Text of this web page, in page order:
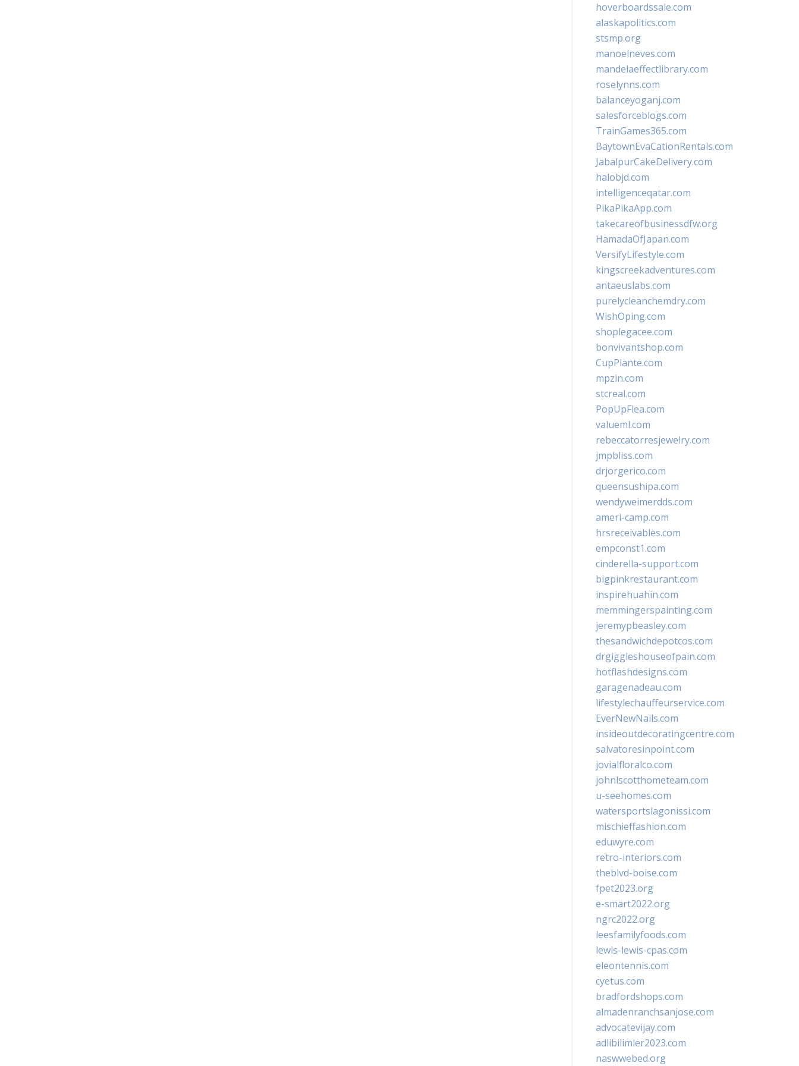
hoverboardssale.com
alaskapolitics.com
stsmp.org
manoelneves.com
mandelaeffectlibrary.com
roselynns.com
balanceyoganj.com
salesforceblogs.com
TrainGames365.com
BaytownEvaCationRentals.com
JabalpurCakeDelivery.com
halobjd.com
intelligenceqatar.com
PikaPikaApp.com
takecareofbusinessdfw.org
HamadaOfJapan.com
VersifyLifestyle.com
kingscreekadventures.com
antaeuslabs.com
purelycleanchemdry.com
WishOping.com
shoplegacee.com
bonvivantshop.com
CupPlante.com
mpzin.com
stcreal.com
PopUpFlea.com
valueml.com
rebeccatorresjewelry.com
jmpbliss.com
drjorgerico.com
queensushipa.com
wendyweimerdds.com
ameri-camp.com
hrsreceivables.com
empconst1.com
cinderella-support.com
bigpinkrestaurant.com
inspirehuahin.com
memmingerspainting.com
jeremypbeasley.com
thesandwichdepotcos.com
drgiggleshouseofpain.com
hotflashdesigns.com
garagenadeau.com
lifestylechauffeurservice.com
EverNewNails.com
insideoutdecoratingcentre.com
salvatoresinpoint.com
jovialfloralco.com
johnlscotthometeam.com
u-seehomes.com
watersportslagonissi.com
mischieffashion.com
eduwyre.com
retro-interiors.com
theblvd-boise.com
fpet2023.org
e-smart2022.org
ngrc2022.org
leesfamilyfoods.com
lewis-lewis-cpas.com
eleontennis.com
cyetus.com
bradfordshops.com
almadenranchsanjose.com
advocatevijay.com
adlibilimler2023.com
naswwebed.org